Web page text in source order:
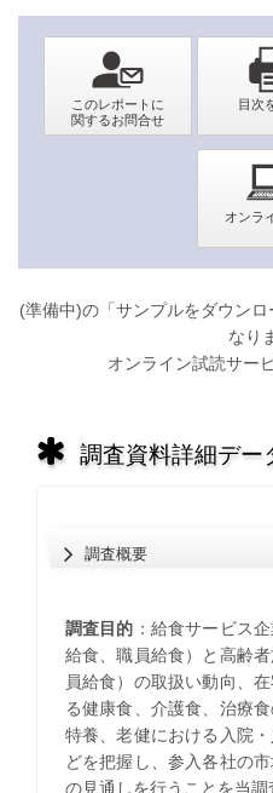
(準備中)の「サンプルをダウン
なり
オンライン試読サー
調査資料詳細デー
調査概要
調査目的 ：給食サービス
給食、職員給食）と高齢
員給食）の取扱い動向、
る健康食、介護食、治療
特養、老健における入院
どを把握し、参入各社の
の見通しを行うことを当調